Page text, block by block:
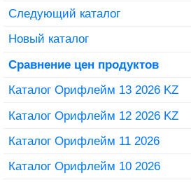
Следующий каталог
Новый каталог
Сравнение цен продуктов
Каталог Орифлейм 13 2026 KZ
Каталог Орифлейм 12 2026 KZ
Каталог Орифлейм 11 2026
Каталог Орифлейм 10 2026